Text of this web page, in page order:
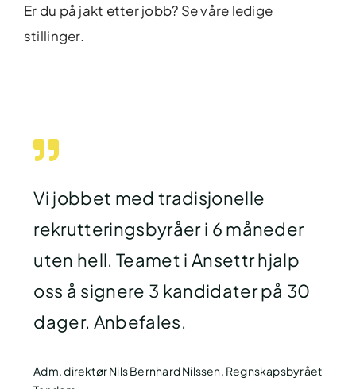
Er du på jakt etter jobb? Se våre ledige
stillinger.
Vi jobbet med tradisjonelle
rekrutteringsbyråer i 6 måneder
uten hell. Teamet i Ansettr hjalp
oss å signere 3 kandidater på 30
dager. Anbefales.
Adm. direktør Nils Bernhard Nilssen, Regnskapsbyrået